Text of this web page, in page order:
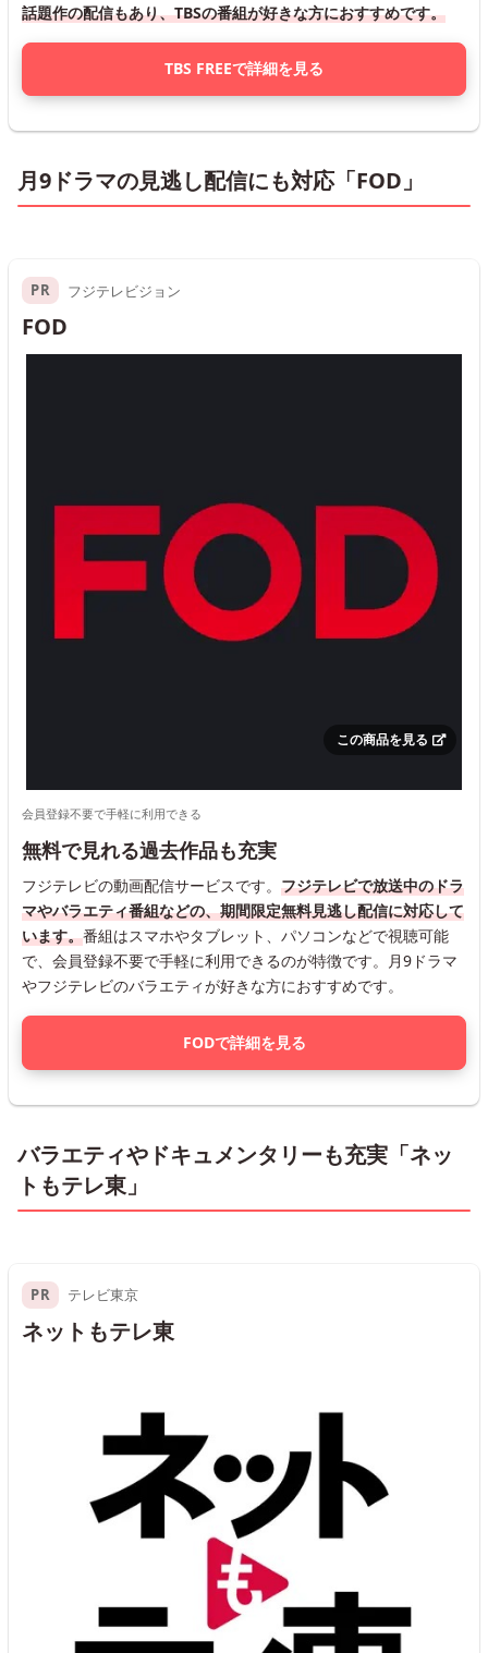
話題作の配信もあり、TBSの番組が好きな方におすすめです。
TBS FREEで詳細を見る
月9ドラマの見逃し配信にも対応「FOD」
PR フジテレビジョン
FOD
この商品を見る
会員登録不要で手軽に利用できる
無料で見れる過去作品も充実
フジテレビの動画配信サービスです。 フジテレビで放送中のドラ
マやバラエティ番組などの、期間限定無料見逃し配信に対応して
います。番組はスマホやタブレット、パソコンなどで視聴可能
で、会員登録不要で手軽に利用できるのが特徴です。月9ドラマ
やフジテレビのバラエティが好きな方におすすめです。
FODで詳細を見る
バラエティやドキュメンタリーも充実「ネッ
トもテレ東」
PR テレビ東京
ネットもテレ東